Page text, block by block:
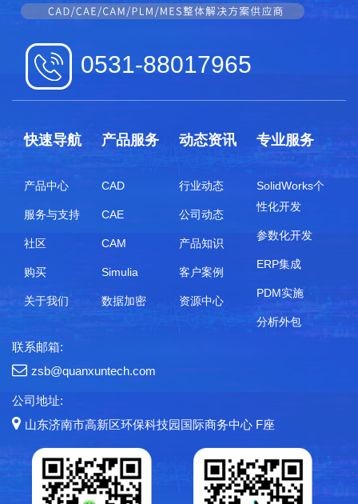
0531-88017965
快速导航
产品中心
服务与支持
社区
购买
关于我们
产品服务
CAD
CAE
CAM
Simulia
数据加密
动态资讯
行业动态
公司动态
产品知识
客户案例
资源中心
专业服务
SolidWorks个
性化开发
参数化开发
ERP集成
PDM实施
分析外包
联系邮箱:
zsb@quanxuntech.com
公司地址:
山东济南市高新区环保科技园国际商务中心 F座